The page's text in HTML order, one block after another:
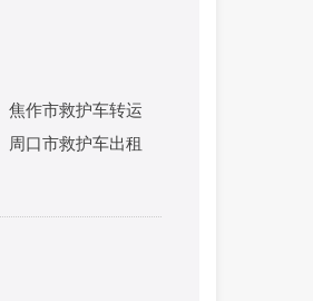
焦作市救护车转运
周口市救护车出租